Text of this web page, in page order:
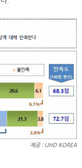
제공 : UHD KOREA